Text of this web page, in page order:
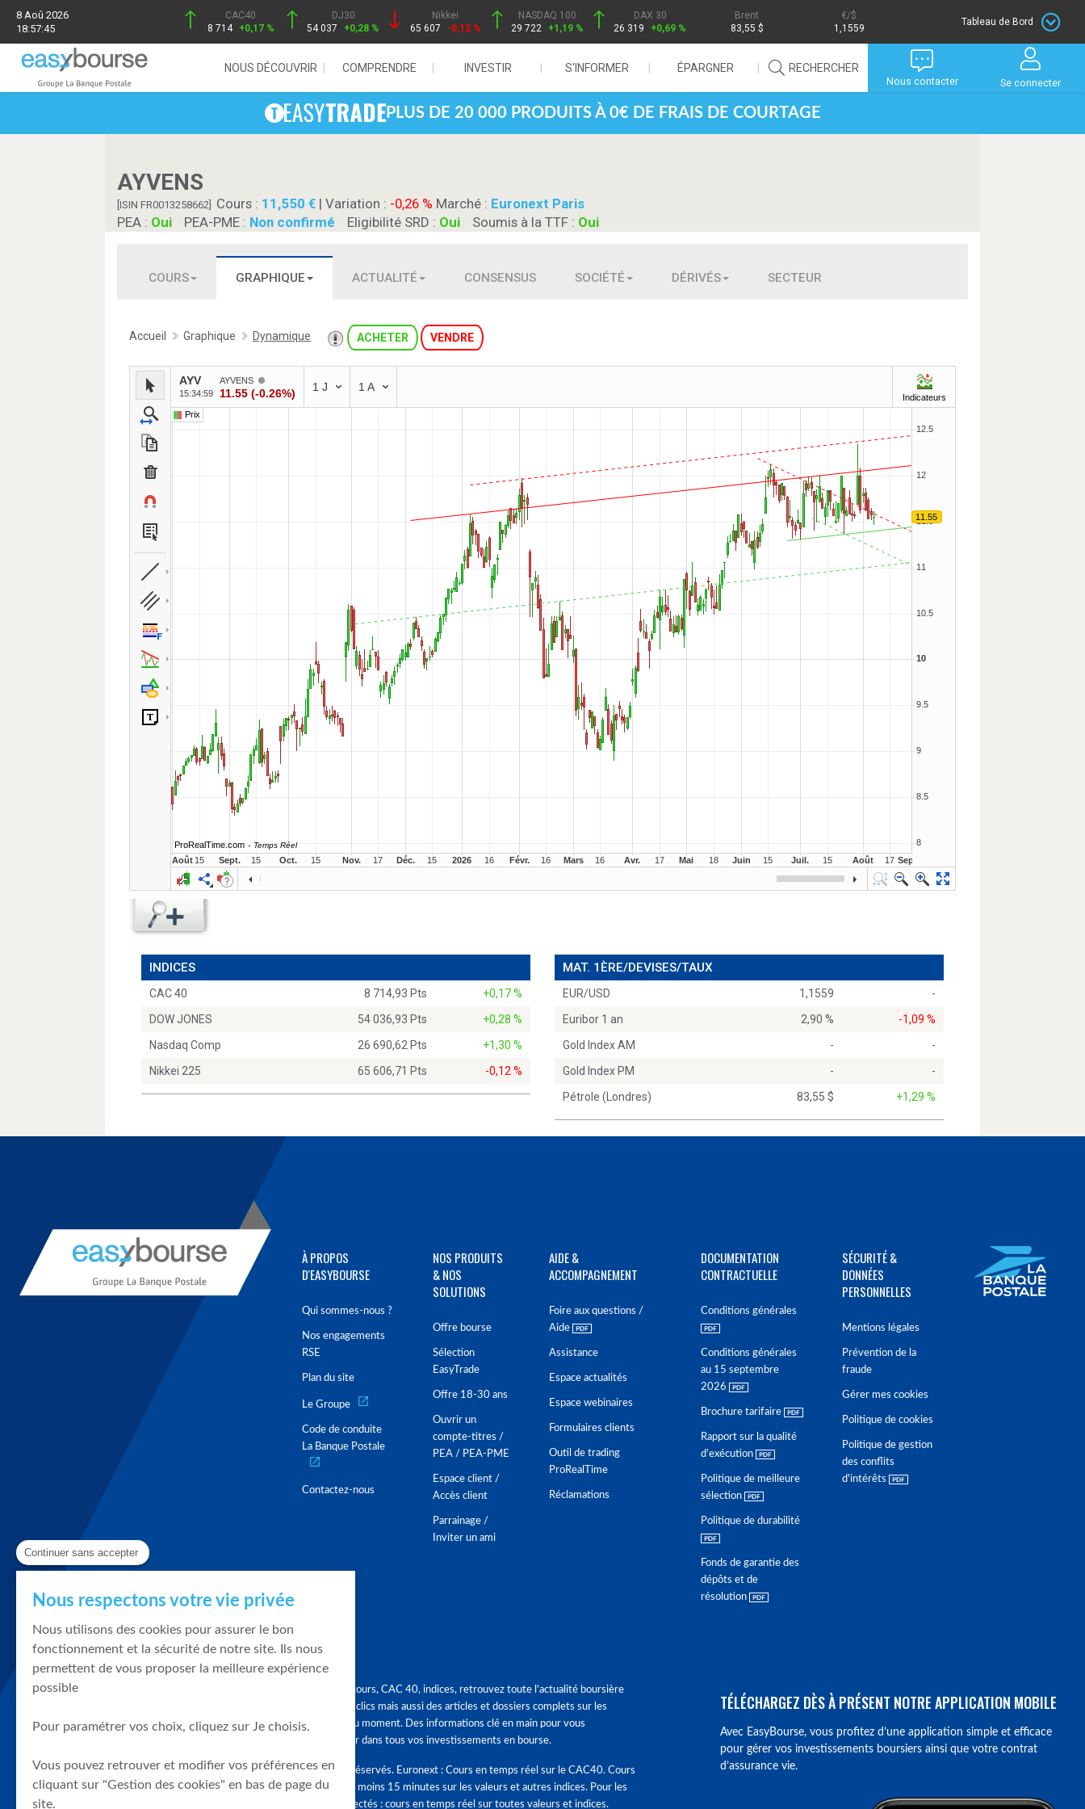
8 Aoû 2026
18:57:45
CAC40
8 714 +0,17 %
DJ30
54 037
+0,28 %
Nikkei
65 607
-0,12 %
NASDAQ 100
29 722
+1,19 %
DAX 30
26 319
+0,69 %
Brent
83,55 $
/$
1,1559
Tableau de Bord
NOUS DÉCOUVRIR COMPRENDRE INVESTIR S'INFORMER ÉPARGNER RECHERCHER
Nous contacter Se connecter
PLUS DE 20 000 PRODUITS À 0€ DE FRAIS DE COURTAGE
AYVENS
[ISIN FR0013258662] Cours : 11,550 | Variation : -0,26 % Marché : Euronext Paris
PEA : Oui PEA-PME : Non confirmé Eligibilité SRD : Oui Soumis à la TTF : Oui
COURS GRAPHIQUE ACTUALITÉ CONSENSUS SOCIÉTÉ DÉRIVÉS SECTEUR
Accueil Graphique Dynamique ACHETER VENDRE
INDICES
CAC 40 8 714,93 Pts
+0,17 %
DOW JONES
54 036,93 Pts
+0,28 %
Nasdaq Comp
26 690,62 Pts
+1,30 %
Nikkei 225
65 606,71 Pts -0,12 %
MAT. 1ÈRE/DEVISES/TAUX
EUR/USD 1,1559
-
Euribor 1 an
2,90 %
-1,09 %
Gold Index AM
-
-
Gold Index PM
-
-
Pétrole (Londres)
83,55 $ +1,29 %
À PROPOS
D'EASYBOURSE
Qui sommes-nous ?
Nos engagements
RSE
Plan du site
Le Groupe
Code de conduite
La Banque Postale
Contactez-nous
NOS PRODUITS
& NOS
SOLUTIONS
Offre bourse
Sélection
EasyTrade
Offre 18-30 ans
Ouvrir un
compte-titres /
PEA / PEA-PME
Espace client /
Accès client
Parrainage /
Inviter un ami
AIDE &
ACCOMPAGNEMENT
Foire aux questions /
Aide
Assistance
Espace actualités
Espace webinaires
Formulaires clients
Outil de trading
ProRealTime
Réclamations
DOCUMENTATION
CONTRACTUELLE
Conditions générales
Conditions générales
au 15 septembre
2026
Brochure tarifaire
Rapport sur la qualité
d'exécution
Politique de meilleure
sélection
Politique de durabilité
Fonds de garantie des
dépôts et de
résolution
SÉCURITÉ &
DONNÉES
PERSONNELLES
Mentions légales
Prévention de la
fraude
Gérer mes cookies
Politique de cookies
Politique de gestion
des conflits
d'intérêts
Graphique, cours, CAC 40, indices, retrouvez toute l'actualité boursière
en quelques clics mais aussi des articles et dossiers complets sur les
tendances du moment. Des informations clé en main pour vous
accompagner dans tous vos investissements en bourse.
Tous droits réservés. Euronext : Cours en temps réel sur le CAC40. Cours
différés d'au moins 15 minutes sur les valeurs et autres indices. Pour les
clients connectés : cours en temps réel sur toutes valeurs et indices.
TÉLÉCHARGEZ DÈS À PRÉSENT NOTRE APPLICATION MOBILE
Avec EasyBourse, vous profitez d’une application simple et efficace
pour gérer vos investissements boursiers ainsi que votre contrat
d’assurance vie.
Continuer sans accepter
Nous respectons votre vie privée
Nous utilisons des cookies pour assurer le bon
fonctionnement et la sécurité de notre site. Ils nous
permettent de vous proposer la meilleure expérience
possible
Pour paramétrer vos choix, cliquez sur Je choisis.
Vous pouvez retrouver et modifier vos préférences en
cliquant sur "Gestion des cookies" en bas de page du
site.